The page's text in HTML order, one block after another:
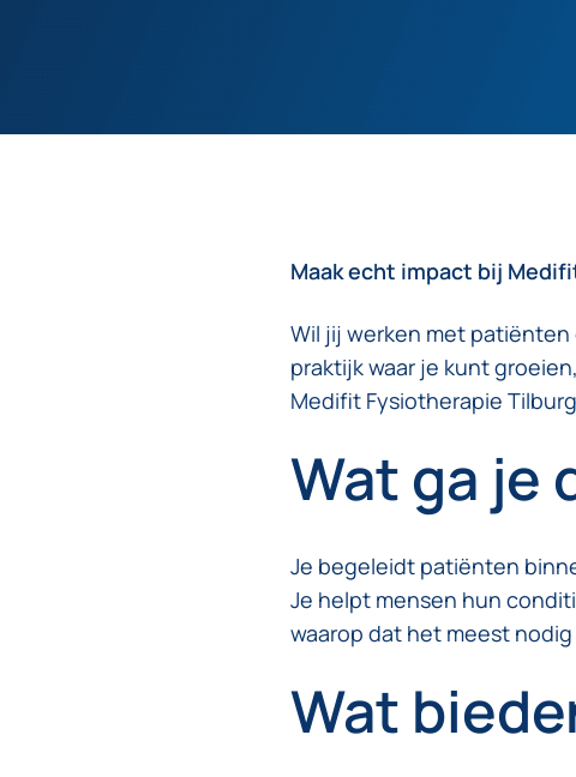
Maak echt impact bij
Wil jij werken met
praktijk waar je kunt
Medifit Fysiotherapie
Wat ga je
Je begeleidt patiënten
Je helpt mensen hun
waarop dat het meest nodig
Wat